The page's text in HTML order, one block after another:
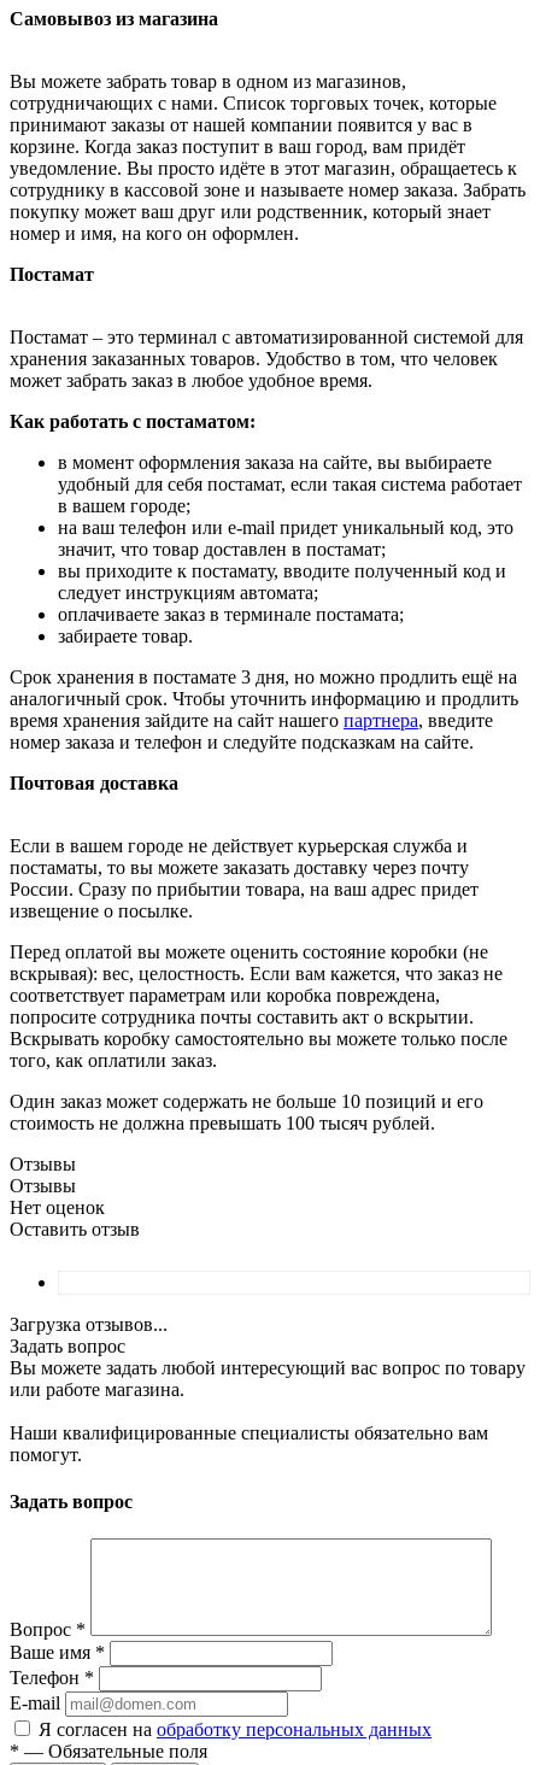
Самовывоз из магазина
Вы можете забрать товар в одном из магазинов,
сотрудничающих с нами. Список торговых точек, которые
принимают заказы от нашей компании появится у вас в
корзине. Когда заказ поступит в ваш город, вам придёт
уведомление. Вы просто идёте в этот магазин, обращаетесь к
сотруднику в кассовой зоне и называете номер заказа. Забрать
покупку может ваш друг или родственник, который знает
номер и имя, на кого он оформлен.
Постамат
Постамат – это терминал с автоматизированной системой для
хранения заказанных товаров. Удобство в том, что человек
может забрать заказ в любое удобное время.
Как работать с постаматом:
в момент оформления заказа на сайте, вы выбираете
удобный для себя постамат, если такая система работает
в вашем городе;
на ваш телефон или e-mail придет уникальный код, это
значит, что товар доставлен в постамат;
вы приходите к постамату, вводите полученный код и
следует инструкциям автомата;
оплачиваете заказ в терминале постамата;
забираете товар.
Срок хранения в постамате 3 дня, но можно продлить ещё на
аналогичный срок. Чтобы уточнить информацию и продлить
время хранения зайдите на сайт нашего партнера, введите
номер заказа и телефон и следуйте подсказкам на сайте.
Почтовая доставка
Если в вашем городе не действует курьерская служба и
постаматы, то вы можете заказать доставку через почту
России. Сразу по прибытии товара, на ваш адрес придет
извещение о посылке.
Перед оплатой вы можете оценить состояние коробки (не
вскрывая): вес, целостность. Если вам кажется, что заказ не
соответствует параметрам или коробка повреждена,
попросите сотрудника почты составить акт о вскрытии.
Вскрывать коробку самостоятельно вы можете только после
того, как оплатили заказ.
Один заказ может содержать не больше 10 позиций и его
стоимость не должна превышать 100 тысяч рублей.
Отзывы
Отзывы
Нет оценок
Оставить отзыв
Загрузка отзывов...
Задать вопрос
Вы можете задать любой интересующий вас вопрос по товару
или работе магазина.
Наши квалифицированные специалисты обязательно вам
помогут.
Задать вопрос
Вопрос *
Ваше имя *
Телефон *
E-mail
Я согласен на обработку персональных данных
* — Обязательные поля